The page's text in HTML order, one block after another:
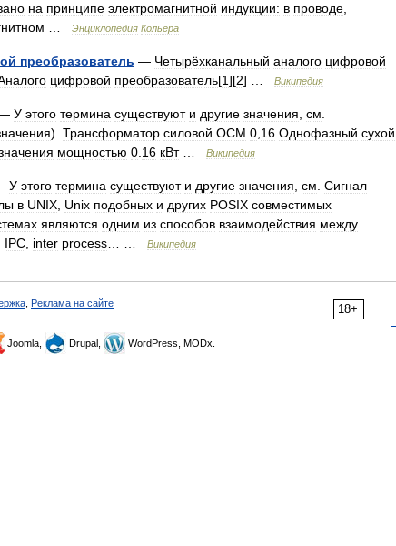
на принципе электромагнитной индукции: в проводе
Энциклопедия Кольера
преобразователь — Четырёхканальный аналого цифровой
цифровой преобразователь[1][2] … Википедия
У этого термина существуют и другие значения см
). Трансформатор силовой ОСМ 0 16 Однофазный сухой
мощностью 0 16 кВт… Википедия
У этого термина существуют и другие значения см Сигнал
в UNIX Unix подобных и других POSIX совместимых
являются одним из способов взаимодействия между
IPC inter process Википедия
18+
Реклама на сайте
Joomla, Drupal, WordPress, MODx.